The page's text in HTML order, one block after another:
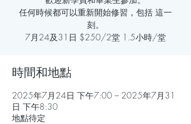
任何時候都可以重新開始修習，包括 這一
刻。
7月24及31日 $250/2堂 1.5小時/堂
時間和地點
2025年7月24日 下午7:00 – 2025年7月31
日 下午8:30
地點待定